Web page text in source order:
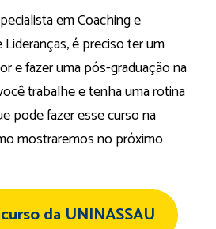
em Coaching e
é preciso ter um
e fazer uma pós-graduação na
trabalhe e tenha uma rotina
pode fazer esse curso na
mostraremos no próximo
da UNINASSAU